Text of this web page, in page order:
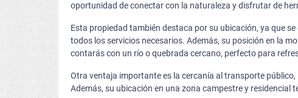
oportunidad de conectar con la naturaleza y disfrutar de
Esta propiedad también destaca por su ubicación, ya que
todos los servicios necesarios. Además, su posición en la
contarás con un río o quebrada cercano, perfecto para
Otra ventaja importante es la cercanía al transporte
Además, su ubicación en una zona campestre y